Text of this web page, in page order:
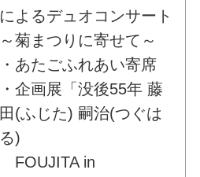
によるデュオコンサート
～菊まつりに寄せて～
・あたごふれあい寄席
・企画展「没後55年 藤
田(ふじた) 嗣治(つぐは
る)
FOUJITA in